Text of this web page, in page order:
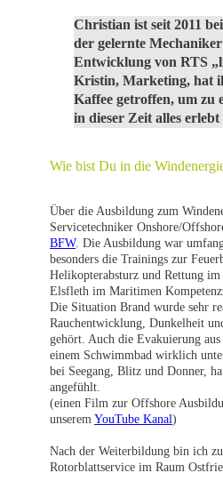
Christian ist seit 2011
der gelernte Mechaniker
Entwicklung von RTS
Kristin, Marketing, hat
Kaffee getroffen, um zu
in dieser Zeit alles erlebt
Wie bist Du in die
Über die Ausbildung zum
Servicetechniker Onshore/
BFW. Die Ausbildung war
besonders die Trainings zur
Helikopterabsturz und Rettung
Elsfleth im Maritimen
Die Situation Brand wurde sehr
Rauchentwicklung, Dunkelheit
gehört. Auch die Evakuierung
einem Schwimmbad wirklich
bei Seegang, Blitz und Donner,
angefühlt.
(einen Film zur Offshore
unserem YouTube Kanal)
Nach der Weiterbildung bin ich
Rotorblattservice im Raum